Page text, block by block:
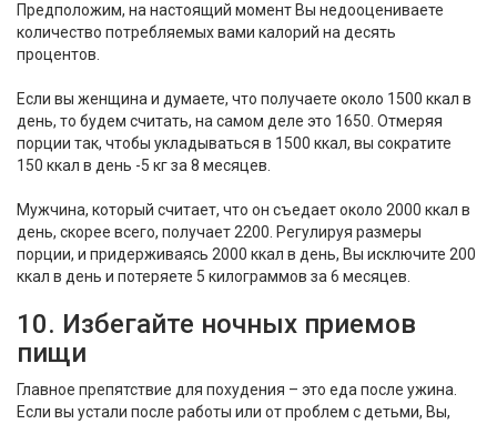
Предположим, на настоящий момент Вы недооцениваете
количество потребляемых вами калорий на десять
процентов.
Если вы женщина и думаете, что получаете около 1500 ккал в
день, то будем считать, на самом деле это 1650. Отмеряя
порции так, чтобы укладываться в 1500 ккал, вы сократите
150 ккал в день -5 кг за 8 месяцев.
Мужчина, который считает, что он съедает около 2000 ккал в
день, скорее всего, получает 2200. Регулируя размеры
порции, и придерживаясь 2000 ккал в день, Вы исключите 200
ккал в день и потеряете 5 килограммов за 6 месяцев.
10. Избегайте ночных приемов
пищи
Главное препятствие для похудения – это еда после ужина.
Если вы устали после работы или от проблем с детьми, Вы,